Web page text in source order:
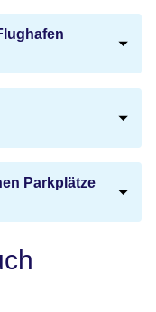
Parkplätze